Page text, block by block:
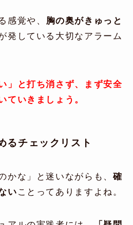
感覚や、 胸の奥がきゅっと
発している大切なアラーム
」と打ち消さず、まず安全
ていきましょう。
るチェックリスト
かな」と迷いながらも、 確
い ことってありますよね。